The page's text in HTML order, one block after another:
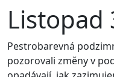
Listopad
Pestrobarevná
pozorovali změny v